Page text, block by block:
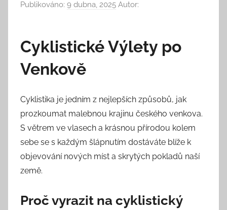
Publikováno: 9 dubna, 2025 Autor:
Cyklistické Výlety po
Venkově
Cyklistika je jedním z nejlepších způsobů, jak
prozkoumat malebnou krajinu českého venkova.
S větrem ve vlasech a krásnou přírodou kolem
sebe se s každým šlápnutím dostáváte blíže k
objevování nových míst a skrytých pokladů naší
země.
Proč vyrazit na cyklistický